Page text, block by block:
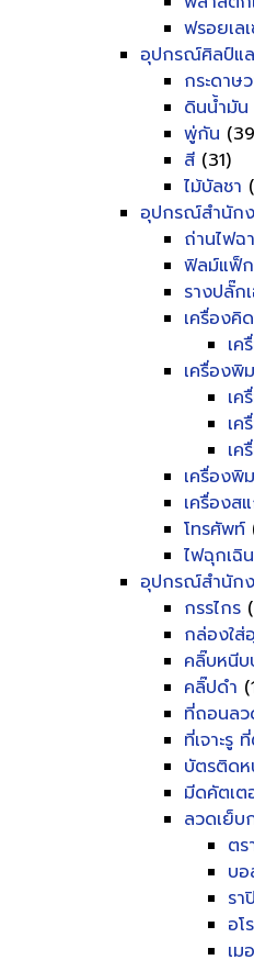
ฟรอยเล
อุปกรณ์ศิลป์แล
กระดาษ
ดินน้ำมัน
พู่กัน
สี (31)
ไม้บัลชา
อุปกรณ์สำนัก
ถ่านไฟฉ
ฟิลม์แฟ็
รางปลั๊ก
เครื่องคิ
เค
เครื่อง
เค
เค
เ
เครื่องพิ
เครื่องส
โทรศัพท์
ไฟฉุกเฉิน
อุปกรณ์สำนักง
กรรไกร
กล่องใส่
คลิ๊บหนี
คลิ๊ปดำ
ที่ถอนล
ที่เจาะรู
บัตรติด
มีดคัตเต
ลวดเย็บ
ตร
บ
รา
อโ
เม